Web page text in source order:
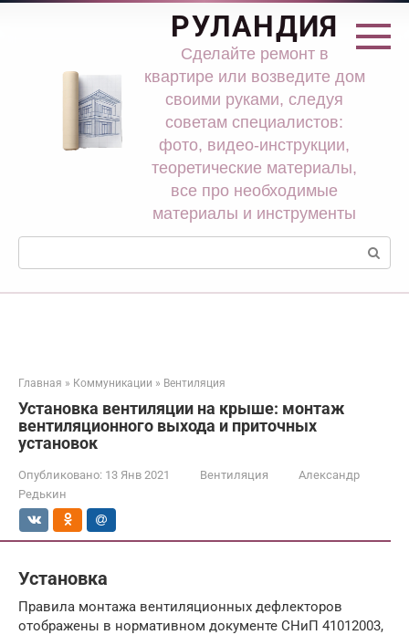
Перейти
РУЛАНДИЯ
Сделайте ремонт в
квартире или возведите дом
своими руками, следуя
советам специалистов:
фото, видео-инструкции,
теоретические материалы,
все про необходимые
материалы и инструменты
Поиск:
Главная » Коммуникации » Вентиляция
Установка вентиляции на крыше: монтаж
вентиляционного выхода и приточных
установок
Опубликовано: 13 Янв 2021 Вентиляция
Александр
Редькин
Установка
Правила монтажа вентиляционных дефлекторов
отображены в нормативном документе СНиП 41012003,